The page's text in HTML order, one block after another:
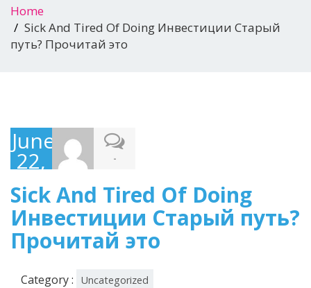
Home
Sick And Tired Of Doing Инвестиции Старый
путь? Прочитай это
June
22,
2022
-
Sick And Tired Of Doing
Инвестиции Старый путь?
Прочитай это
Category : Uncategorized